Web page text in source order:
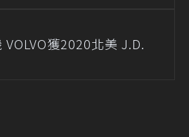
獲2020北美 J.D.